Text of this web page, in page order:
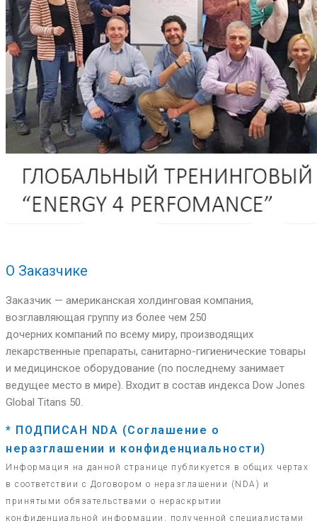
О Заказчике
Заказчик — американская холдинговая компания,
возглавляющая группу из более чем 250
дочерних компаний по всему миру, производящих
лекарственные препараты, санитарно-гигиенические товары
и медицинское оборудование (по последнему занимает
ведущее место в мире). Входит в состав индекса Dow Jones
Global Titans 50.
* ПОДПИСАН NDA (Соглашение о
неразглашении и конфиденциальности)
Информация на данной странице публикуется в общих чертах
в соответствии с Договором о неразглашении (NDA) и
принятыми обязательствами о нераскрытии
конфиденциальной информации, полученной специалистами